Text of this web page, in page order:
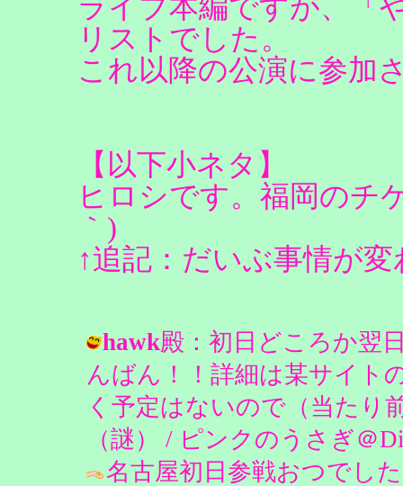
ライブ本編ですが、「
リストでした。
これ以降の公演に参加
【以下小ネタ】
ヒロシです。福岡のチ
｀)
↑追記：だいぶ事情が
hawk殿：初日どころか
んばん！！詳細は某サイ
く予定はないので（当たり
（謎） / ピンクのうさぎ＠
名古屋初日参戦おつで